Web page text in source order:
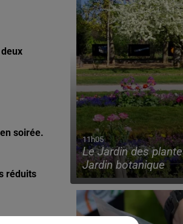
soirée.
réduits
11h05
Le Jardin des
Jardin botanique